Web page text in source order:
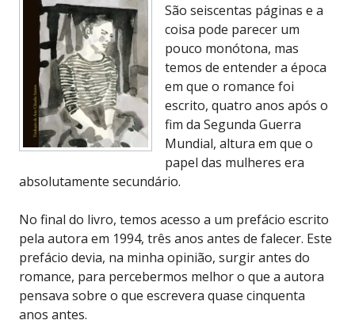
São seiscentas páginas e a
coisa pode parecer um
pouco monótona, mas
temos de entender a época
em que o romance foi
escrito, quatro anos após o
fim da Segunda Guerra
Mundial, altura em que o
papel das mulheres era
absolutamente secundário.
No final do livro, temos acesso a um prefácio escrito
pela autora em 1994, três anos antes de falecer. Este
prefácio devia, na minha opinião, surgir antes do
romance, para percebermos melhor o que a autora
pensava sobre o que escrevera quase cinquenta
anos antes.